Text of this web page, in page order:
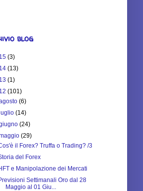
blog
(3)
(13)
(1)
(101)
(6)
(14)
(24)
(29)
il Forex? Truffa o Trading? /3
del Forex
e Manipolazione dei Mercati
Settimanali Oro dal 28
Maggio al 01 Giu...